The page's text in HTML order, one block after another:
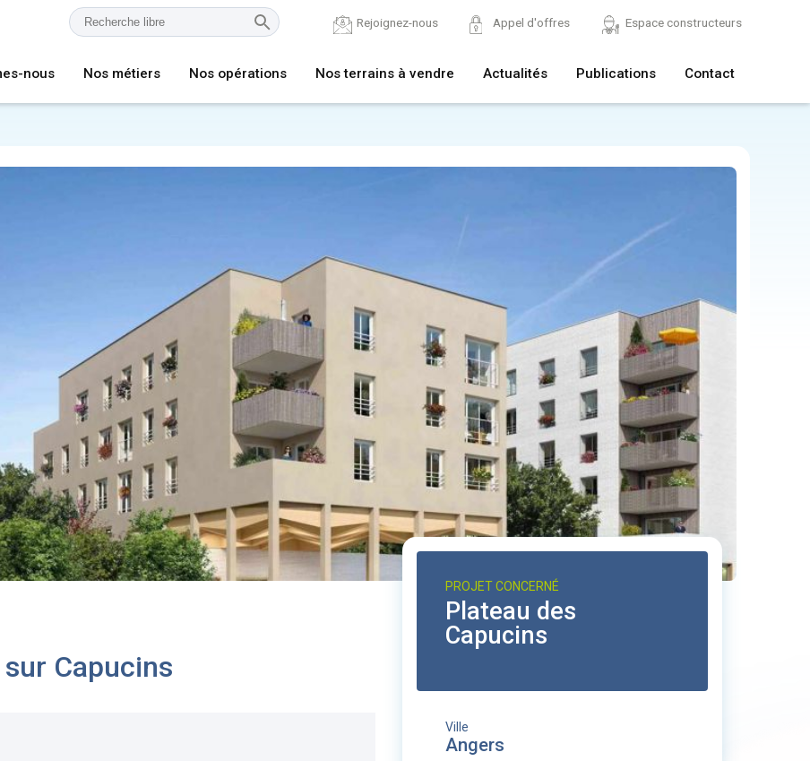
Rejoignez-nous Appel d'offres Espace constructeurs
nous Nos métiers Nos opérations Nos terrains à vendre Actualités Publications Contact
Capucins
PROJET CONCERNÉ
Plateau des
Capucins
Ville
Angers